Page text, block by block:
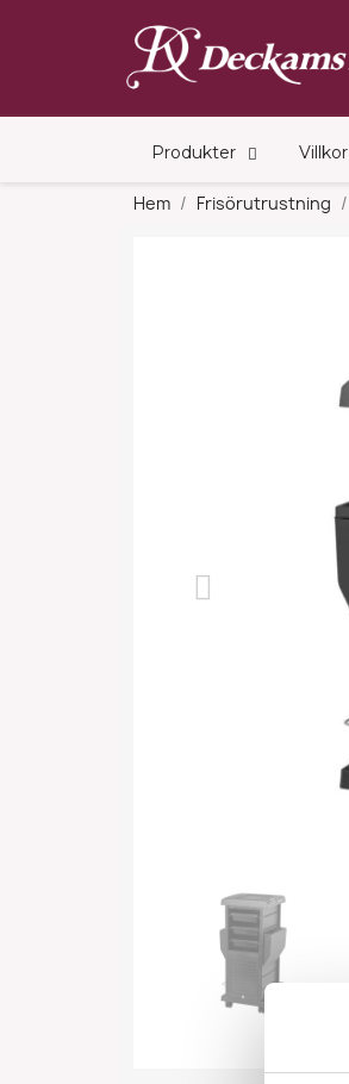
Produkter Villkor
Hem Frisörutrustning